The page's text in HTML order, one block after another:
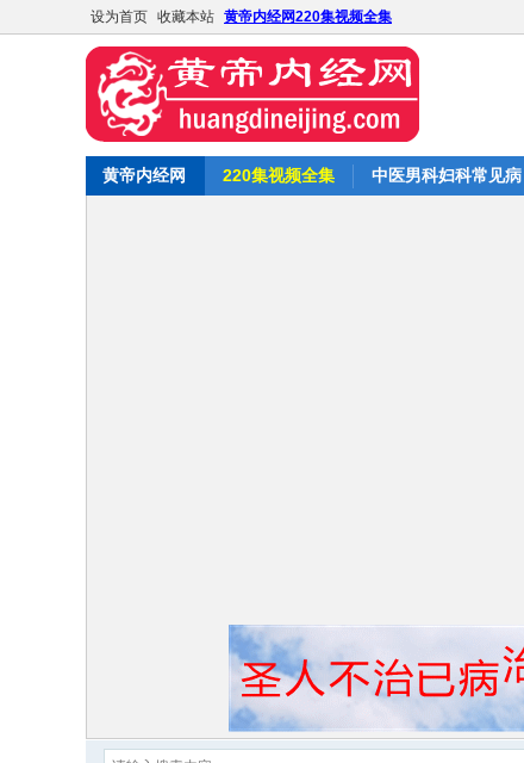
设为首页 收藏本站 黄帝内经网220集视频全集
黄帝内经网 220集视频全集 中医男科妇科常见病